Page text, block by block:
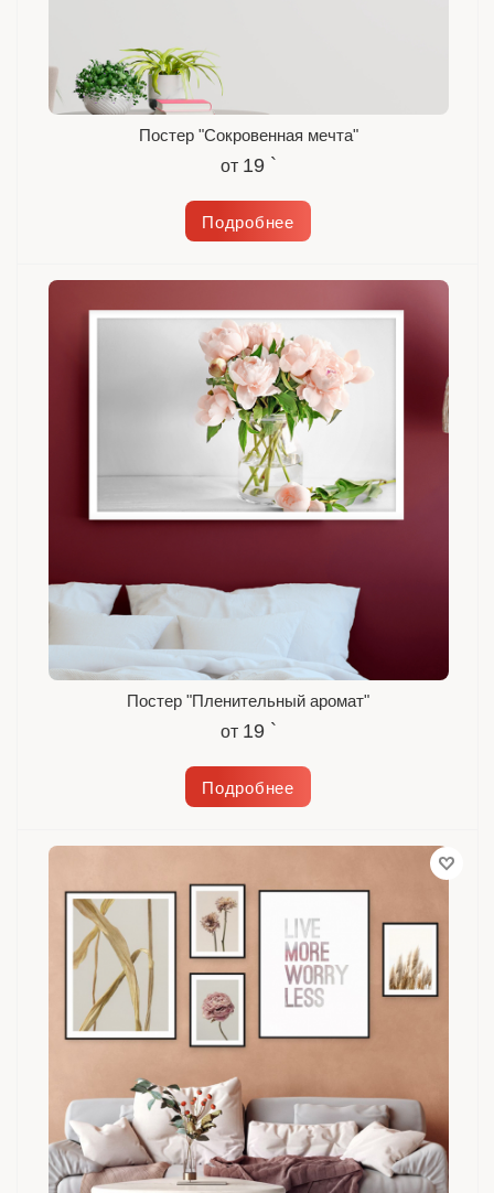
Постер "Сокровенная мечта"
от 19 `
Подробнее
Постер "Пленительный аромат"
от 19 `
Подробнее